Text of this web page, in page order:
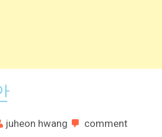
juheon hwang comment